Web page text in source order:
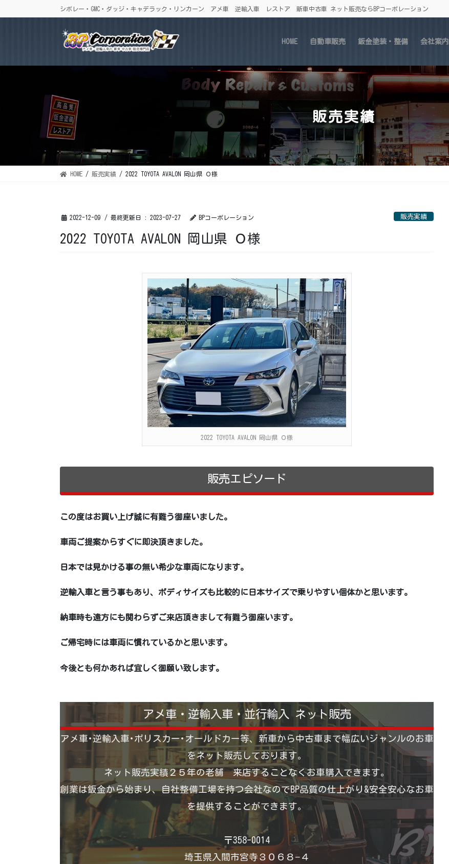
ン
に
ビ
ョ
シボレー・GMC・ダッジ・キャデラック・リンカーン アメ車 逆輸入車 レストア 新車中古車 ネット販売ならBPコーポレーション
HOME 自動車販売 鈑金塗装・整備 会社案内
販売実績
HOME 販売実績 2022 TOYOTA AVALON 岡山県 Ｏ様
2022-12-09 / 最終更新日 : 2023-07-27 BPコーポレーション 販売実績
2022 TOYOTA AVALON 岡山県 Ｏ様
2022 TOYOTA AVALON 岡山県 Ｏ様
販売エピソード
この度はお買い上げ誠に有難う御座いました。
車両ご提案からすぐに即決頂きました。
日本では見かける事の無い希少な車両になります。
逆輸入車と言う事もあり、ボディサイズも比較的に日本サイズで乗りやすい個体かと思います。
納車時も遠方にも関わらずご来店頂きまして有難う御座います。
ご帰宅時には車両に慣れているかと思います。
今後とも何かあれば宜しく御願い致します。
アメ車・逆輸入車・並行輸入 ネット販売
アメ車･逆輸入車･ポリスカー･オールドカー等、新車から中古車まで幅広いジャンルのお車
をネット販売しております。
ネット販売実績２５年の老舗 来店することなくお車購入できます。
創業は鈑金から始まり、自社整備工場を持つ会社なのでBP品質の仕上がり&安全安心なお車
を提供することができます。
〒358-0014
埼玉県入間市宮寺３０６８−４